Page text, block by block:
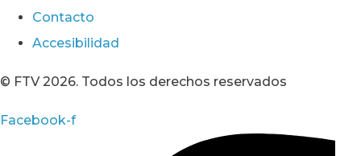
Contacto
Accesibilidad
© FTV 2026. Todos los derechos reservados
Facebook-f